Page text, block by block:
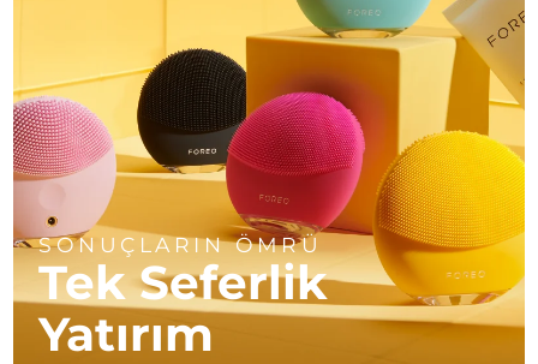
SONUÇLARIN ÖMRÜ
Tek Seferlik
Yatırım